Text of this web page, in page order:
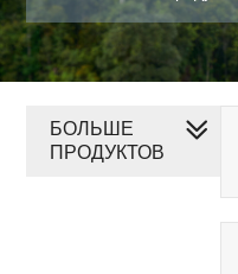
БОЛЬШЕ
ПРОДУКТОВ